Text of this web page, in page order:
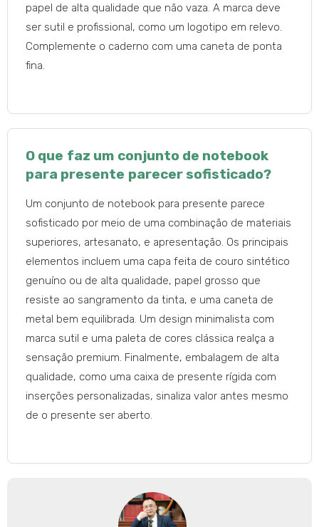
papel de alta qualidade que não vaza. A marca deve
ser sutil e profissional, como um logotipo em relevo.
Complemente o caderno com uma caneta de ponta
fina.
O que faz um conjunto de notebook
para presente parecer sofisticado?
Um conjunto de notebook para presente parece
sofisticado por meio de uma combinação de materiais
superiores, artesanato, e apresentação. Os principais
elementos incluem uma capa feita de couro sintético
genuíno ou de alta qualidade, papel grosso que
resiste ao sangramento da tinta, e uma caneta de
metal bem equilibrada. Um design minimalista com
marca sutil e uma paleta de cores clássica realça a
sensação premium. Finalmente, embalagem de alta
qualidade, como uma caixa de presente rígida com
inserções personalizadas, sinaliza valor antes mesmo
de o presente ser aberto.